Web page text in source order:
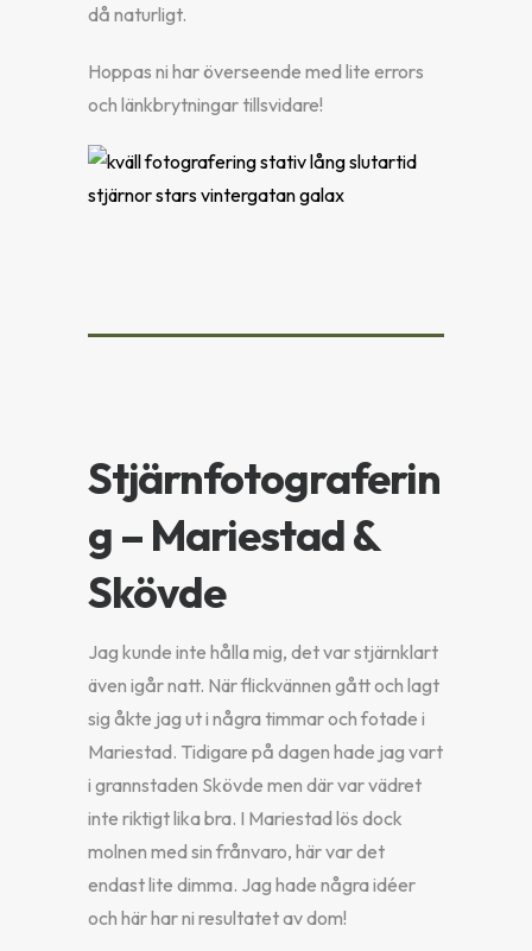
då naturligt.
Hoppas ni har överseende med lite errors
och länkbrytningar tillsvidare!
Stjärnfotograferin
g – Mariestad &
Skövde
Jag kunde inte hålla mig, det var stjärnklart
även igår natt. När flickvännen gått och lagt
sig åkte jag ut i några timmar och fotade i
Mariestad. Tidigare på dagen hade jag vart
i grannstaden Skövde men där var vädret
inte riktigt lika bra. I Mariestad lös dock
molnen med sin frånvaro, här var det
endast lite dimma. Jag hade några idéer
och här har ni resultatet av dom!